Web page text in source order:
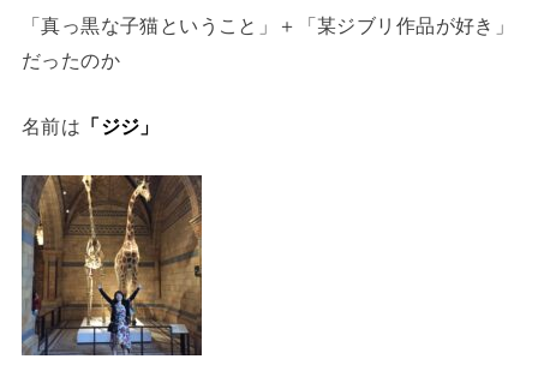
「真っ黒な子猫ということ」＋「某ジブリ作品が好き」
だったのか
名前は 「ジジ」